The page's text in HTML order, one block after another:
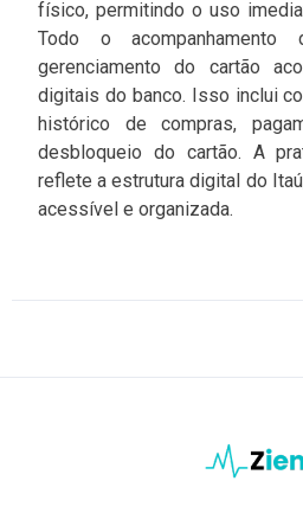
físico, permitindo o uso
Todo o
gerenciamento do cartão
digitais do banco. Isso inclui
histórico de compras,
desbloqueio do cartão. A
reflete a estrutura digital do
acessível e organizada.